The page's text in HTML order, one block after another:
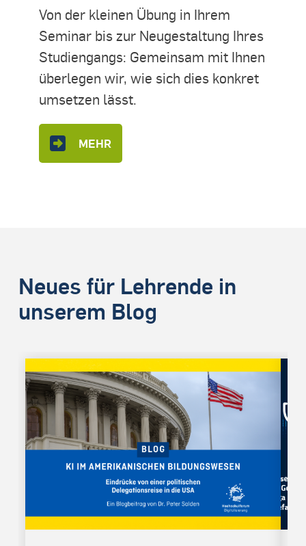
Von der kleinen Übung in Ihrem
Seminar bis zur Neugestaltung Ihres
Studiengangs: Gemeinsam mit Ihnen
überlegen wir, wie sich dies konkret
umsetzen lässt.
MEHR
Neues für Lehrende in
unserem Blog